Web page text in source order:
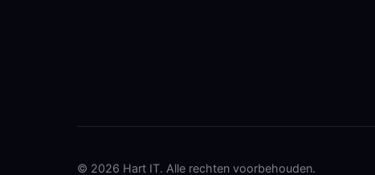
© 2026 Hart IT. Alle rechten voorbehouden.